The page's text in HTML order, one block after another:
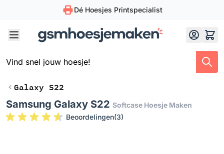
Dé Hoesjes Printspecialist
Galaxy S22
Samsung Galaxy S22 Softcase Hoesje Maken
Beoordelingen(3)